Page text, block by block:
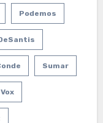
Podemos
Sumar
Vox